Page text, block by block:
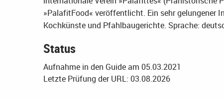
»PalafitFood« veröffentlicht. Ein sehr
Kochkünste und Pfahlbaugerichte. Sprache:
Status
Aufnahme in den Guide am 05.03.2021
Letzte Prüfung der URL: 03.08.2026